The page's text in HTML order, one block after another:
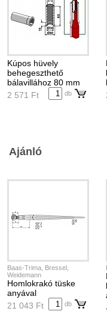
Kúpos hüvely
behegeszthető
bálavillához 80 mm
2 571 Ft
db
Ajánló
Baas-Trima, Bressel,
Weidemann
Homlokrakó tüske
anyával
21 043 Ft
db